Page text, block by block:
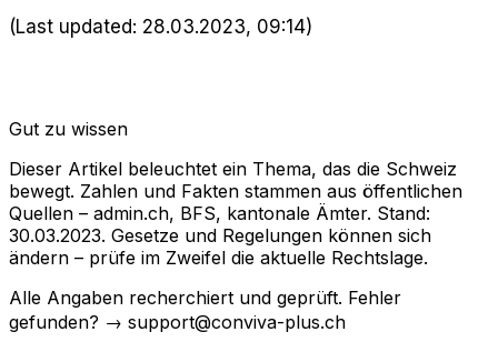
(Last updated: 28.03.2023, 09:14)
Gut zu wissen
Dieser Artikel beleuchtet ein Thema, das die Schweiz
bewegt. Zahlen und Fakten stammen aus öffentlichen
Quellen – admin.ch, BFS, kantonale Ämter. Stand:
30.03.2023. Gesetze und Regelungen können sich
ändern – prüfe im Zweifel die aktuelle Rechtslage.
Alle Angaben recherchiert und geprüft. Fehler
gefunden? → support@conviva-plus.ch